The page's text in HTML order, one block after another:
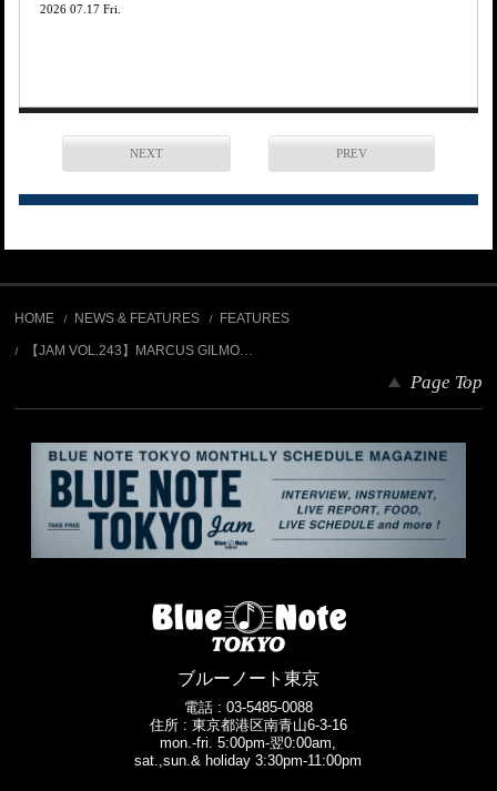
2026 07.17 Fri.
NEXT PREV
HOME NEWS & FEATURES FEATURES
【JAM VOL.243】MARCUS GILMO…
Page Top
ブルーノート東京
電話 : 03-5485-0088
住所 : 東京都港区南青山6-3-16
mon.-fri. 5:00pm-翌0:00am,
sat.,sun.& holiday 3:30pm-11:00pm